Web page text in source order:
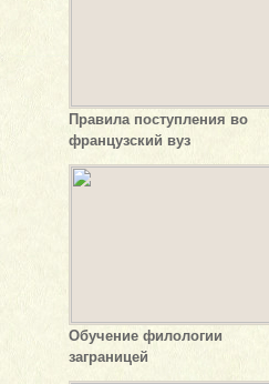
Правила поступления во
французский вуз
Обучение филологии
заграницей